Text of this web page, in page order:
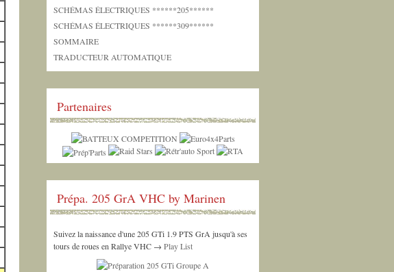
SCHÉMAS ÉLECTRIQUES ******205******
SCHÉMAS ÉLECTRIQUES ******309******
SOMMAIRE
TRADUCTEUR AUTOMATIQUE
Partenaires
Prépa. 205 GrA VHC by Marinen
Suivez la naissance d'une 205 GTi 1.9 PTS GrA jusqu'à ses
tours de roues en Rallye VHC → Play List